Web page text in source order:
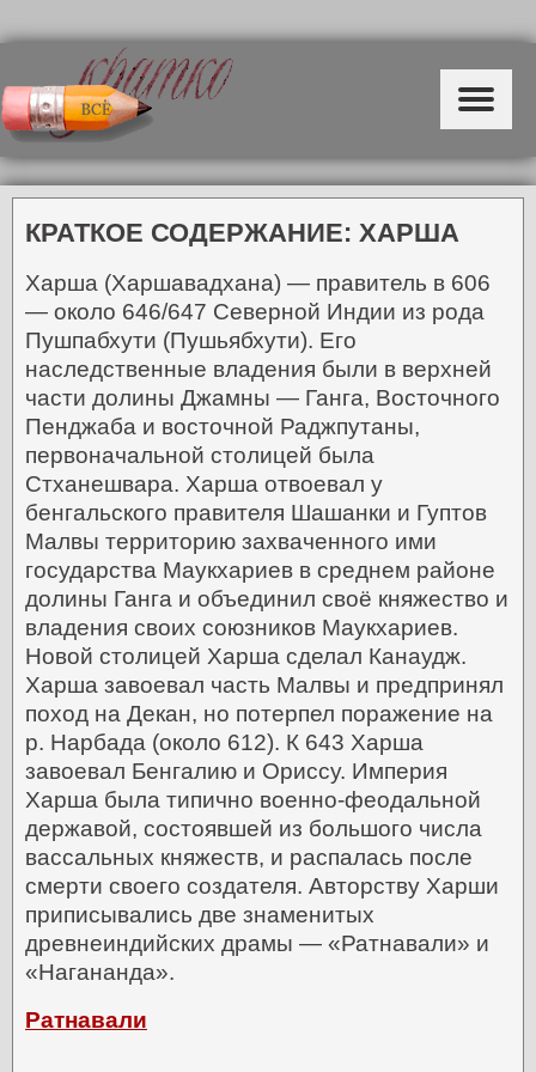
КРАТКОЕ СОДЕРЖАНИЕ: ХАРША
Харша (Харшавадхана) — правитель в 606
— около 646/647 Северной Индии из рода
Пушпабхути (Пушьябхути). Его
наследственные владения были в верхней
части долины Джамны — Ганга, Восточного
Пенджаба и восточной Раджпутаны,
первоначальной столицей была
Стханешвара. Харша отвоевал у
бенгальского правителя Шашанки и Гуптов
Малвы территорию захваченного ими
государства Маукхариев в среднем районе
долины Ганга и объединил своё княжество и
владения своих союзников Маукхариев.
Новой столицей Харша сделал Канаудж.
Харша завоевал часть Малвы и предпринял
поход на Декан, но потерпел поражение на
р. Нарбада (около 612). К 643 Харша
завоевал Бенгалию и Ориссу. Империя
Харша была типично военно-феодальной
державой, состоявшей из большого числа
вассальных княжеств, и распалась после
смерти своего создателя. Авторству Харши
приписывались две знаменитых
древнеиндийских драмы — «Ратнавали» и
«Нагананда».
Ратнавали